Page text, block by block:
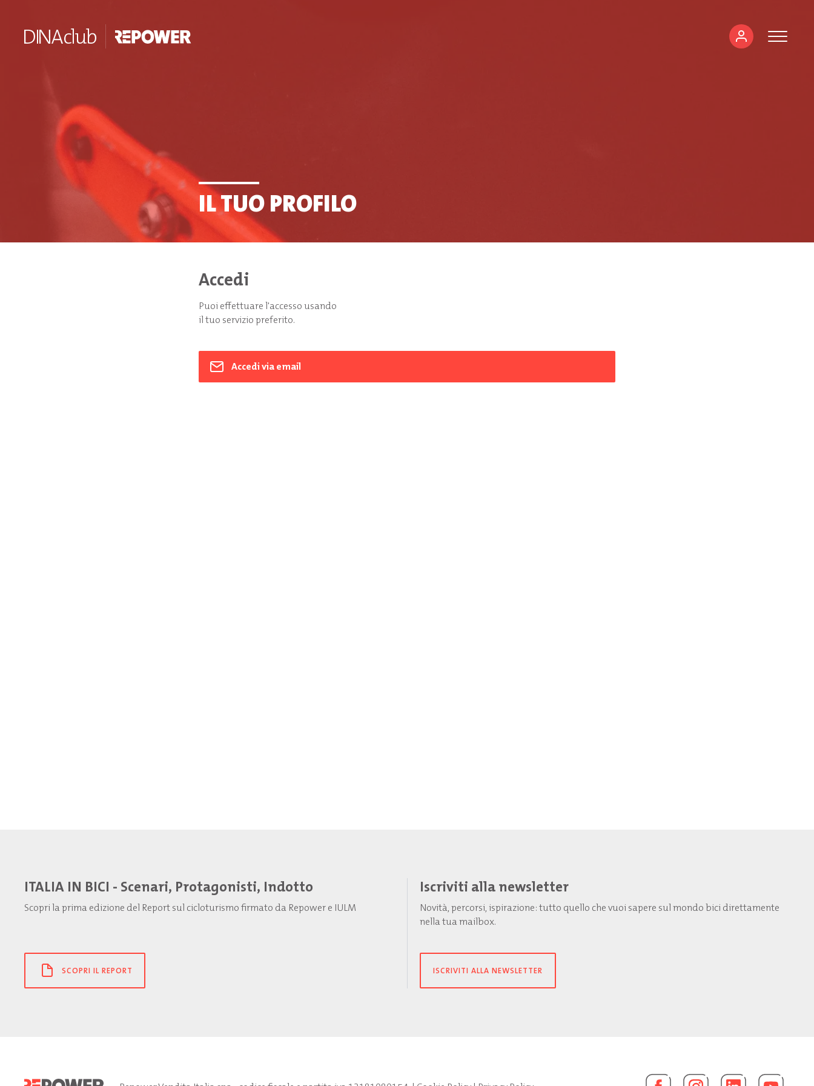
IL TUO PROFILO
Accedi
Puoi effettuare l'accesso usando
il tuo servizio preferito.
Accedi via email
ITALIA IN BICI - Scenari, Protagonisti, Indotto
Scopri la prima edizione del Report sul cicloturismo firmato da Repower e IULM
SCOPRI IL REPORT
Iscriviti alla newsletter
Novità, percorsi, ispirazione: tutto quello che vuoi sapere sul mondo bici direttamente
nella tua mailbox.
ISCRIVITI ALLA NEWSLETTER